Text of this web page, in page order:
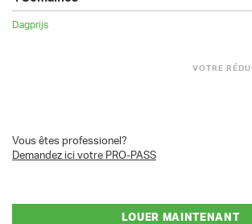
VOTRE
Vous êtes professionel?
Demandez ici votre PRO-PASS
LOUER MAINTENANT